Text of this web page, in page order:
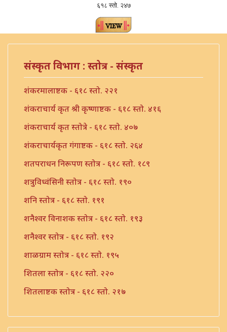
६१८ स्तो. २४७
संस्कृत विभाग : स्तोत्र - संस्कृत
शंकरमालाष्टक - ६१८ स्तो. २२१
शंकराचार्य कृत श्री कृष्णाष्टक - ६१८ स्तो. ४१६
शंकराचार्य कृत स्तोत्रे - ६१८ स्तो. ४०७
शंकराचार्यकृत गंगाष्टक - ६१८ स्तो. २६४
शतपराधन निरूपण स्तोत्र - ६१८ स्तो. १८९
शत्रुविध्वंसिनी स्तोत्र - ६१८ स्तो. १९०
शनि स्तोत्र - ६१८ स्तो. १९१
शनैश्वर विनाशक स्तोत्र - ६१८ स्तो. १९३
शनैश्वर स्तोत्र - ६१८ स्तो. १९२
शाळग्राम स्तोत्र - ६१८ स्तो. १९५
शितला स्तोत्र - ६१८ स्तो. २२०
शितलाष्टक स्तोत्र - ६१८ स्तो. २१७
शिव नामावली - ६१८ स्तो. ३९०